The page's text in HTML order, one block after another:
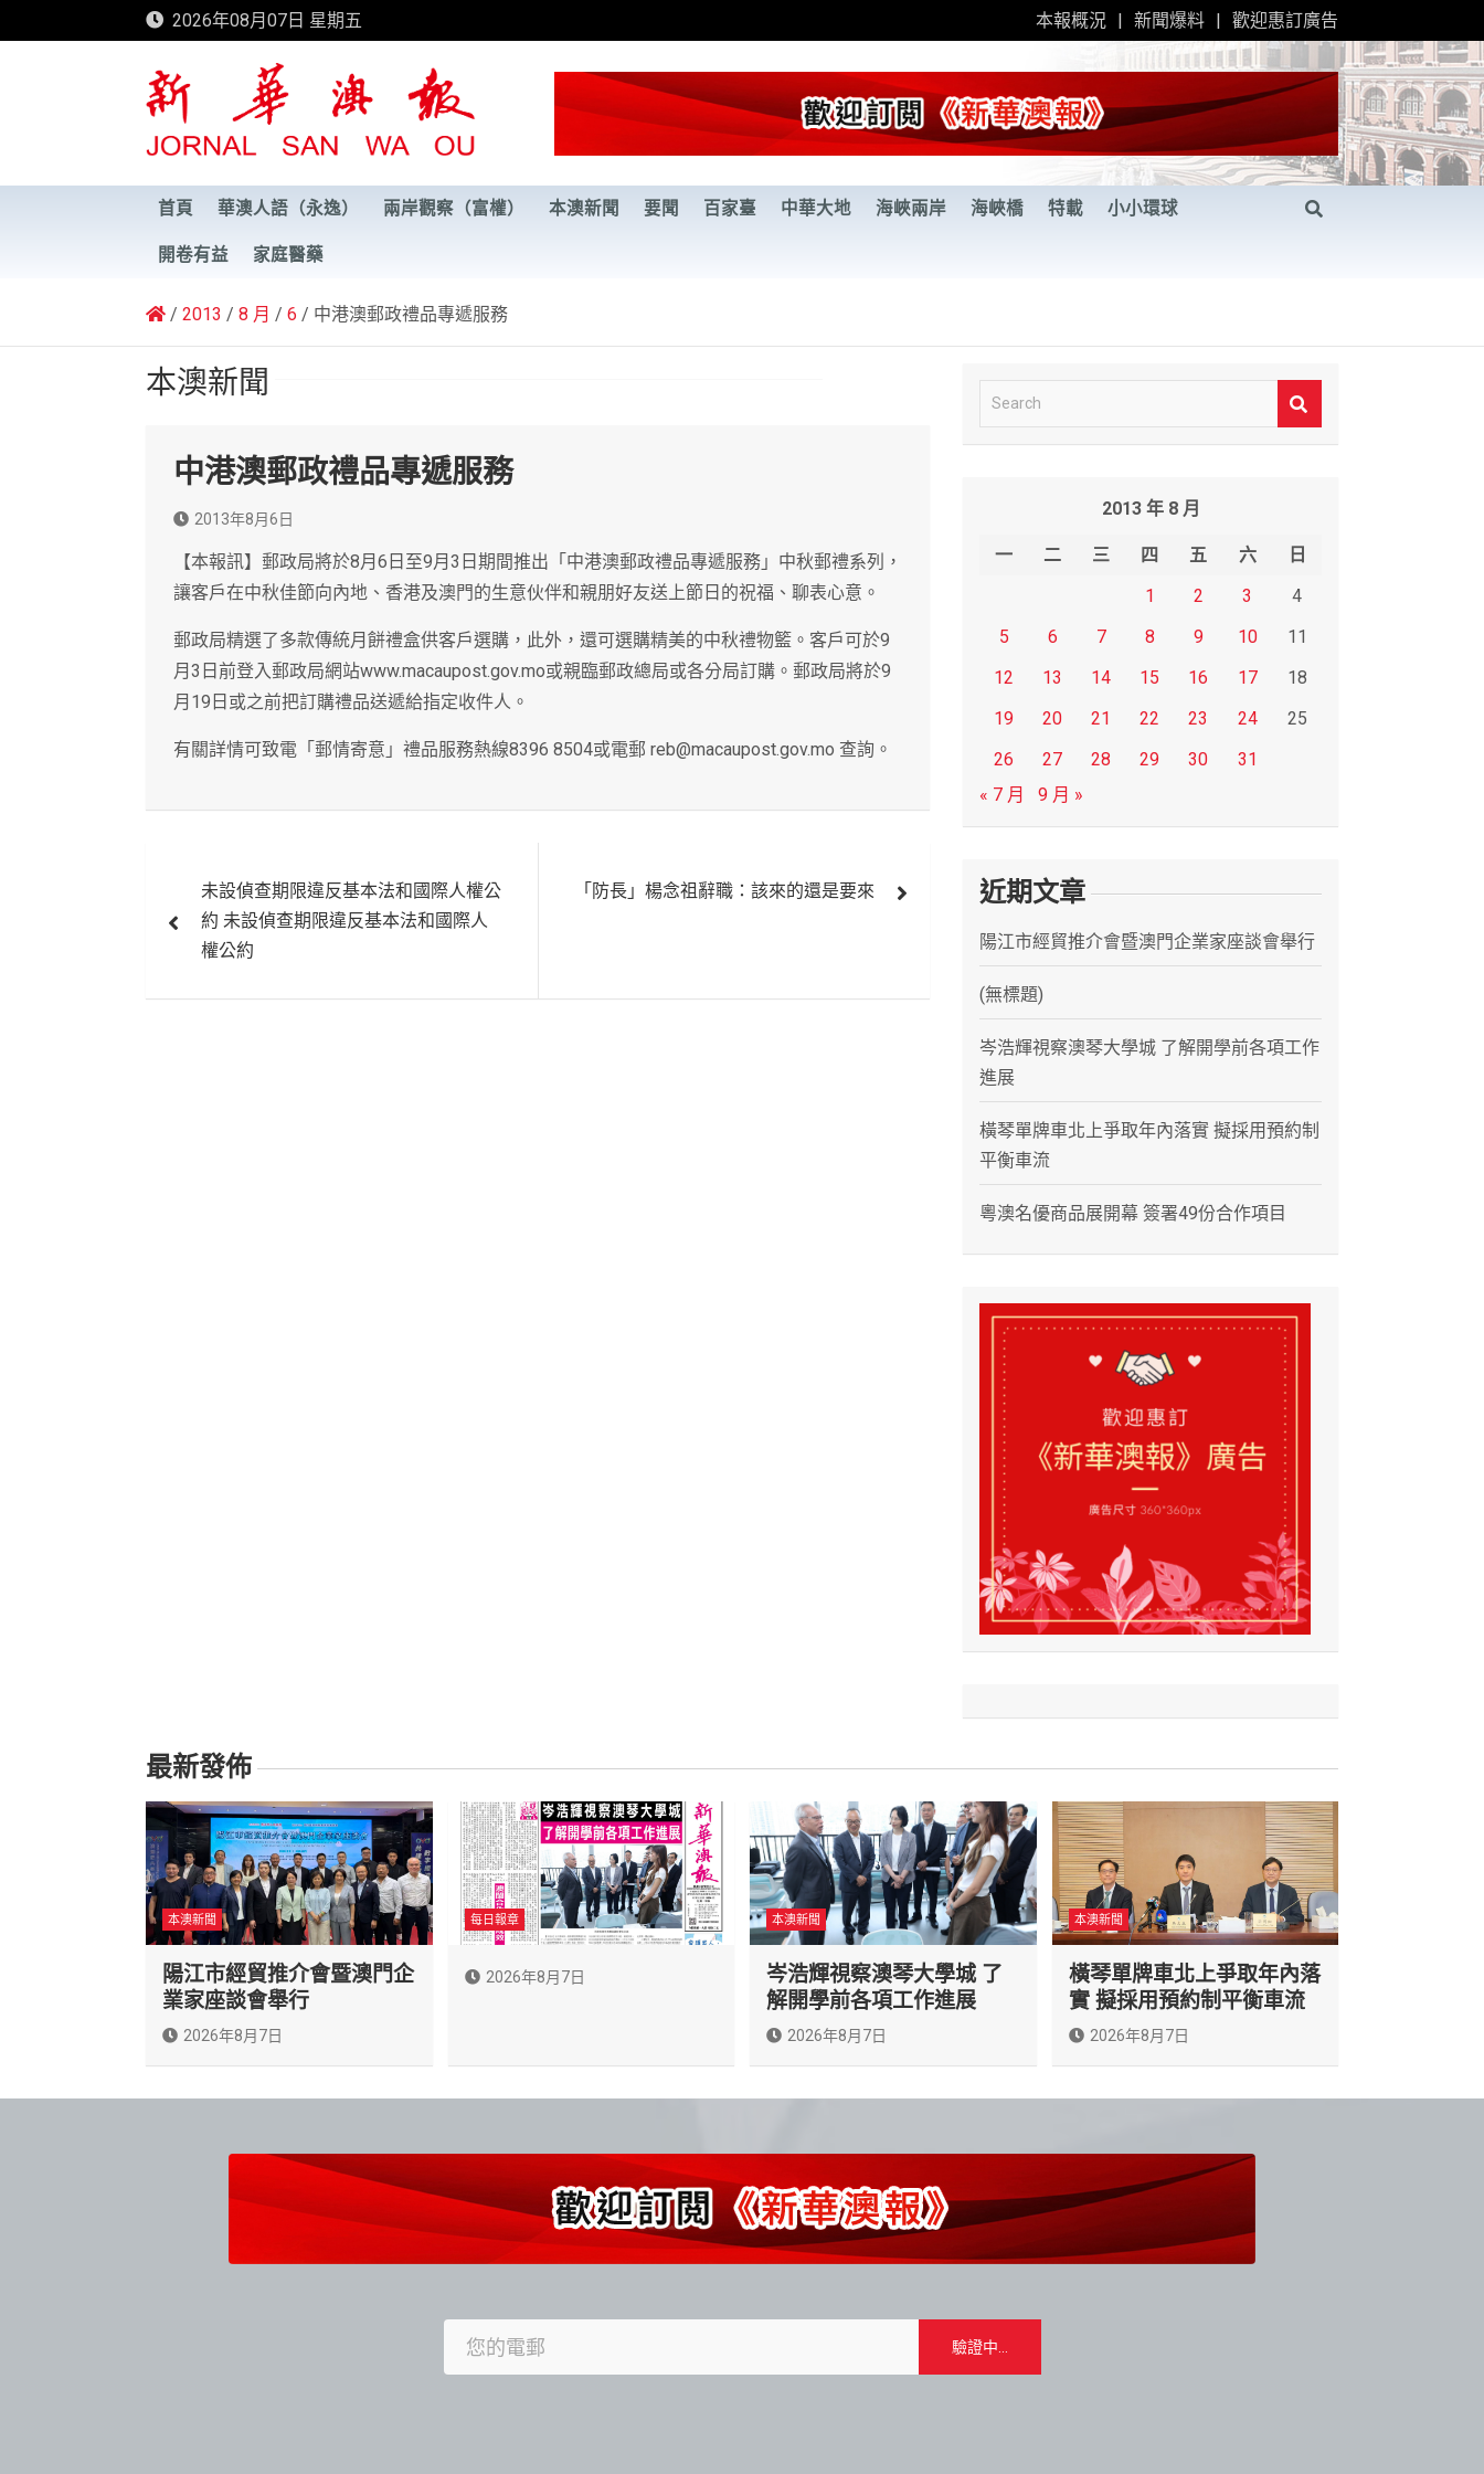
to
2026年08月07日 星期五 本報概況 新聞爆料 歡迎惠訂廣告
新華澳報
首頁 華澳人語（永逸） 兩岸觀察（富權） 本澳新聞 要聞 百家臺 中華大地 海峽兩岸 海峽橋 特載 小小環球
開卷有益 家庭醫藥
2013 8 月 6 中港澳郵政禮品專遞服務
本澳新聞
中港澳郵政禮品專遞服務
2013年8月6日
【本報訊】郵政局將於8月6日至9月3日期間推出「中港澳郵政禮品專遞服務」中秋郵禮系列，
讓客戶在中秋佳節向內地、香港及澳門的生意伙伴和親朋好友送上節日的祝福、聊表心意。
郵政局精選了多款傳統月餅禮盒供客戶選購，此外，還可選購精美的中秋禮物籃。客戶可於9
月3日前登入郵政局網站www.macaupost.gov.mo或親臨郵政總局或各分局訂購。郵政局將於9
月19日或之前把訂購禮品送遞給指定收件人。
有關詳情可致電「郵情寄意」禮品服務熱線8396 8504或電郵 reb@macaupost.gov.mo 查詢。
章
覽
未設偵查期限違反基本法和國際人權公
約 未設偵查期限違反基本法和國際人
權公約
「防長」楊念祖辭職：該來的還是要來
e
2013 年 8 月
一 二 三 四 五 六
日
1
2 3
4
5
6 7 8 9 10
11
12
13 14 15 16 17
18
19
20 21 22 23 24
25
26
27 28 29 30
31
« 7 月
9 月 »
近期文章
陽江市經貿推介會暨澳門企業家座談會舉行
(無標題)
岑浩輝視察澳琴大學城 了解開學前各項工作
進展
橫琴單牌車北上爭取年內落實 擬採用預約制
平衡車流
粵澳名優商品展開幕 簽署49份合作項目
最新發佈
本澳新聞
陽江市經貿推介會暨澳門企
業家座談會舉行
2026年8月7日
每日報章
2026年8月7日
本澳新聞
岑浩輝視察澳琴大學城 了
解開學前各項工作進展
2026年8月7日
本澳新聞
橫琴單牌車北上爭取年內落
實 擬採用預約制平衡車流
2026年8月7日